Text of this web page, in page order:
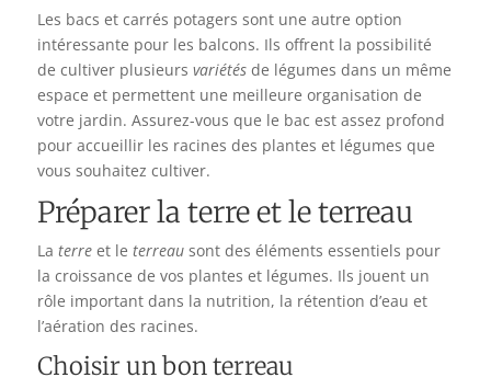
Les bacs et carrés potagers sont une autre option
intéressante pour les balcons. Ils offrent la possibilité
de cultiver plusieurs variétésde légumes dans un même
espace et permettent une meilleure organisation de
votre jardin. Assurez-vous que le bac est assez profond
pour accueillir les racines des plantes et légumes que
vous souhaitez cultiver.
Préparer la terre et le terreau
La terreet le terreausont des éléments essentiels pour
la croissance de vos plantes et légumes. Ils jouent un
rôle important dans la nutrition, la rétention d’eau et
l’aération des racines.
Choisir un bon terreau